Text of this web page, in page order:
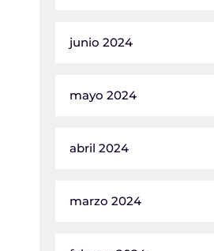
junio 2024
mayo 2024
abril 2024
marzo 2024